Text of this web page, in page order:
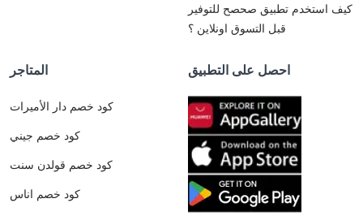
كيف استخدم تطبيق صحصح للتوفير
قبل التسوق اونلاين ؟
المتاجر
كود خصم دار الأميرات
كود خصم جيني
كود خصم قولدن سنت
كود خصم اناس
احصل على التطبيق